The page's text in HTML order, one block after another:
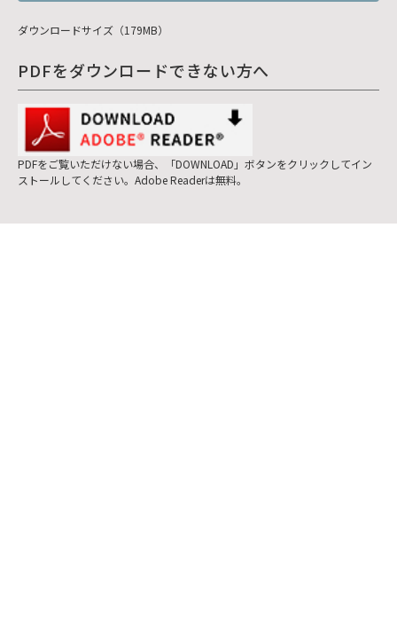
ダウンロードサイズ（179MB）
PDFをダウンロードできない方へ
PDFをご覧いただけない場合、「DOWNLOAD」ボタンをクリックしてイン
ストールしてください。Adobe Readerは無料。